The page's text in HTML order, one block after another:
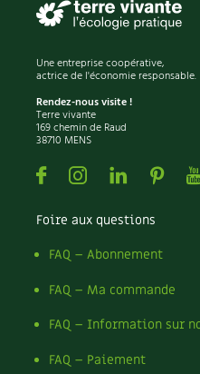
Pesticides
Petits pois
Piment
Pissenlit
Pizza
Plantes
Plantes d'extérieur
Plantes d'intérieur
Plantes médicinales
Plantes sauvages
Plants
Plastique
Poireau
Pollinisation
Pollution
Pomme
Une entreprise coopérative,
actrice de l'économie responsable.
Rendez-nous visite !
Terre vivante
169 chemin de Raud
38710 MENS
FacebookInstagramLinkedin
Foire aux questions
FAQ – Abonnement
FAQ – Ma commande
FAQ – Information sur
FAQ – Paiement